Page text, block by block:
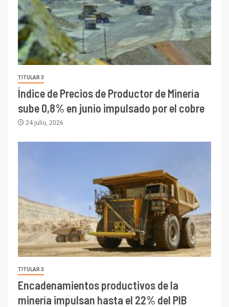
TITULAR 3
Índice de Precios de Productor de Minería
sube 0,8% en junio impulsado por el cobre
24 julio, 2026
TITULAR 3
Encadenamientos productivos de la
minería impulsan hasta el 22% del PIB